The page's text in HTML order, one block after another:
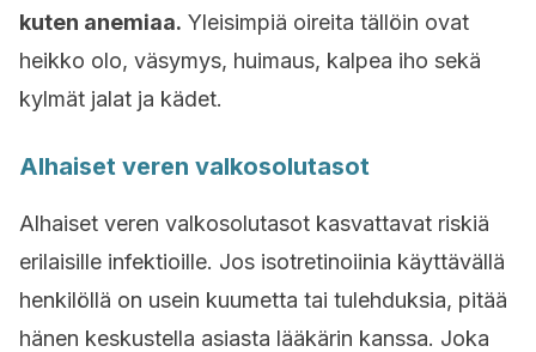
kuten anemiaa. Yleisimpiä oireita tällöin ovat
heikko olo, väsymys, huimaus, kalpea iho sekä
kylmät jalat ja kädet.
Alhaiset veren valkosolutasot
Alhaiset veren valkosolutasot kasvattavat riskiä
erilaisille infektioille. Jos isotretinoiinia käyttävällä
henkilöllä on usein kuumetta tai tulehduksia, pitää
hänen keskustella asiasta lääkärin kanssa. Joka